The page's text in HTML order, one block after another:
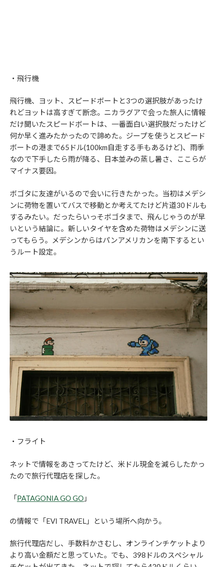
・飛行機
飛行機、ヨット、スピードボートと3つの選択肢があったけ
れどヨットは高すぎて断念。ニカラグアで会った旅人に情報
だけ聞いたスピードボートは、一番面白い選択肢だったけど
何か早く進みたかったので諦めた。ジープを使うとスピード
ボートの港まで65ドル(100km自走する手もあるけど)、雨季
なので下手したら雨が降る、日本並みの蒸し暑さ、ここらが
マイナス要因。
ボゴタに友達がいるので会いに行きたかった。当初はメデシ
ンに荷物を置いてバスで移動とか考えてたけど片道30ドルも
するみたい。だったらいっそボゴタまで、飛んじゃうのが早
いという結論に。新しいタイヤを含めた荷物はメデシンに送
ってもらう。メデシンからはパンアメリカンを南下するとい
うルート設定。
・フライト
ネットで情報をあさってたけど、米ドル現金を減らしたかっ
たので旅行代理店を探した。
「PATAGONIA GO GO 」
の情報で「EVI TRAVEL」という場所へ向かう。
旅行代理店だし、手数料かさむし、オンラインチケットより
より高い金額だと思っていた。でも、398ドルのスペシャル